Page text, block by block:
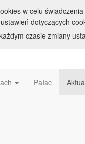
Pałac
w celu
dotyczących
czasie zmiany